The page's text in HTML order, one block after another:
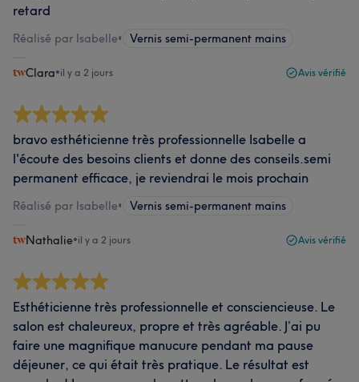
retard
Réalisé par Isabelle• Vernis semi-permanent mains
Clara•il y a 2 jours Avis vérifié
bravo esthéticienne très professionnelle Isabelle a
l'écoute des besoins clients et donne des conseils.semi
permanent efficace, je reviendrai le mois prochain
Réalisé par Isabelle• Vernis semi-permanent mains
Nathalie•il y a 2 jours Avis vérifié
Esthéticienne très professionnelle et consciencieuse. Le
salon est chaleureux, propre et très agréable. J’ai pu
faire une magnifique manucure pendant ma pause
déjeuner, ce qui était très pratique. Le résultat est